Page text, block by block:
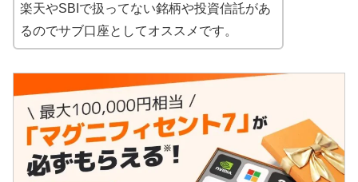
楽天やSBIで扱ってない銘柄や投資信託があ
るのでサブ口座としてオススメです。